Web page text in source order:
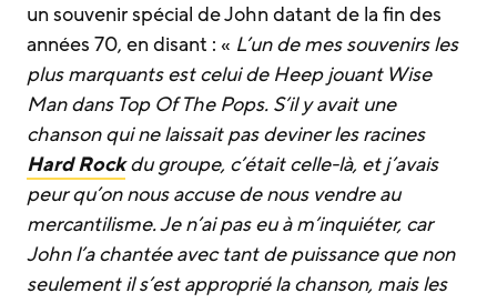
un souvenir spécial de John datant de la fin des
années 70, en disant : « L’un de mes souvenirs les
plus marquants est celui de Heep jouant Wise
Man dans Top Of The Pops. S’il y avait une
chanson qui ne laissait pas deviner les racines
Hard Rockdu groupe, c’était celle-là, et j’avais
peur qu’on nous accuse de nous vendre au
mercantilisme. Je n’ai pas eu à m’inquiéter, car
John l’a chantée avec tant de puissance que non
seulement il s’est approprié la chanson, mais les